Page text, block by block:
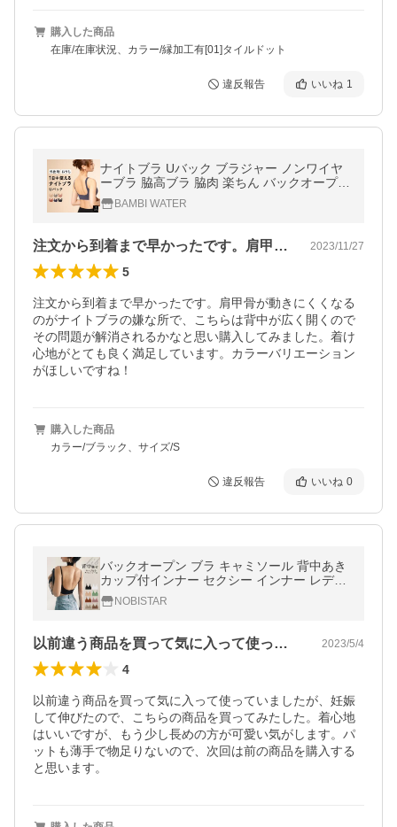
購入した商品
在庫/在庫状況、カラー/縁加工有[01]タイルドット
違反報告 いいね 1
ナイトブラ Uバック ブラジャー ノンワイヤ
ーブラ 脇高ブラ 脇肉 楽ちん バックオープン
大きいサイズ 夜 バンビウォーター 爆買 春夏
BAMBI WATER
注文から到着まで早かったです。肩甲骨が… 2023/11/27
5
注文から到着まで早かったです。肩甲骨が動きにくくなる
のがナイトブラの嫌な所で、こちらは背中が広く開くので
その問題が解消されるかなと思い購入してみました。着け
心地がとても良く満足しています。カラーバリエーション
がほしいですね！
購入した商品
カラー/ブラック、サイズ/S
違反報告 いいね 0
バックオープン ブラ キャミソール 背中あき
カップ付インナー セクシー インナー レディ
ース ブラトップ
NOBISTAR
以前違う商品を買って気に入って使ってい… 2023/5/4
4
以前違う商品を買って気に入って使っていましたが、妊娠
して伸びたので、こちらの商品を買ってみたした。着心地
はいいですが、もう少し長めの方が可愛い気がします。パ
ットも薄手で物足りないので、次回は前の商品を購入する
と思います。